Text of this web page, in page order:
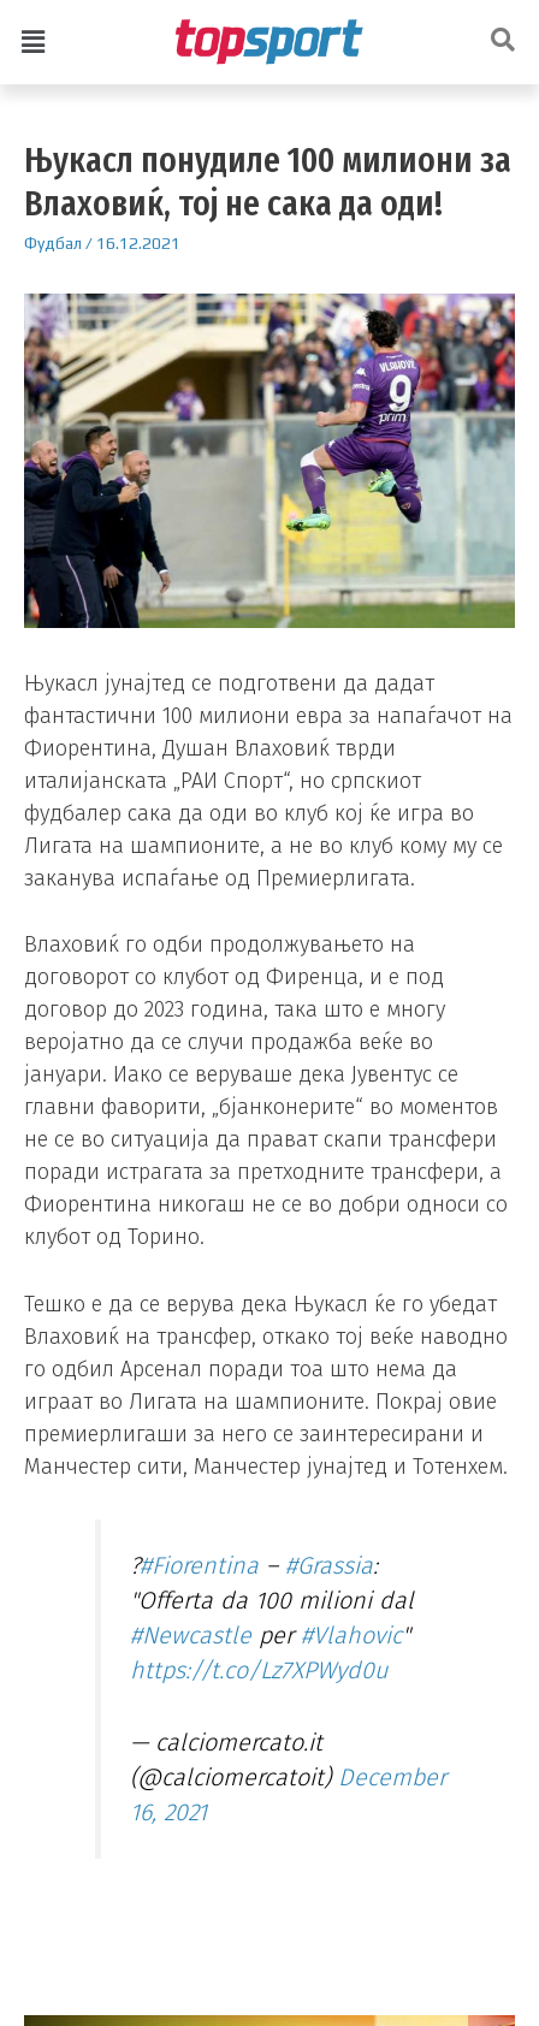
Њукасл понудиле 100 милиони за
Влаховиќ, тој не сака да оди!
Фудбал / 16.12.2021
Њукасл јунајтед се подготвени да дадат
фантастични 100 милиони евра за напаѓачот на
Фиорентина, Душан Влаховиќ тврди
италијанската „РАИ Спорт“, но српскиот
фудбалер сака да оди во клуб кој ќе игра во
Лигата на шампионите, а не во клуб кому му се
заканува испаѓање од Премиерлигата.
Влаховиќ го одби продолжувањето на
договорот со клубот од Фиренца, и е под
договор до 2023 година, така што е многу
веројатно да се случи продажба веќе во
јануари. Иако се веруваше дека Јувентус се
главни фаворити, „бјанконерите“ во моментов
не се во ситуација да прават скапи трансфери
поради истрагата за претходните трансфери, а
Фиорентина никогаш не се во добри односи со
клубот од Торино.
Тешко е да се верува дека Њукасл ќе го убедат
Влаховиќ на трансфер, откако тој веќе наводно
го одбил Арсенал поради тоа што нема да
играат во Лигата на шампионите. Покрај овие
премиерлигаши за него се заинтересирани и
Манчестер сити, Манчестер јунајтед и Тотенхем.
?#Fiorentina – #Grassia:
"Offerta da 100 milioni dal
#Newcastle per#Vlahovic"
https://t.co/Lz7XPWyd0u
— calciomercato.it
(@calciomercatoit) December
16, 2021